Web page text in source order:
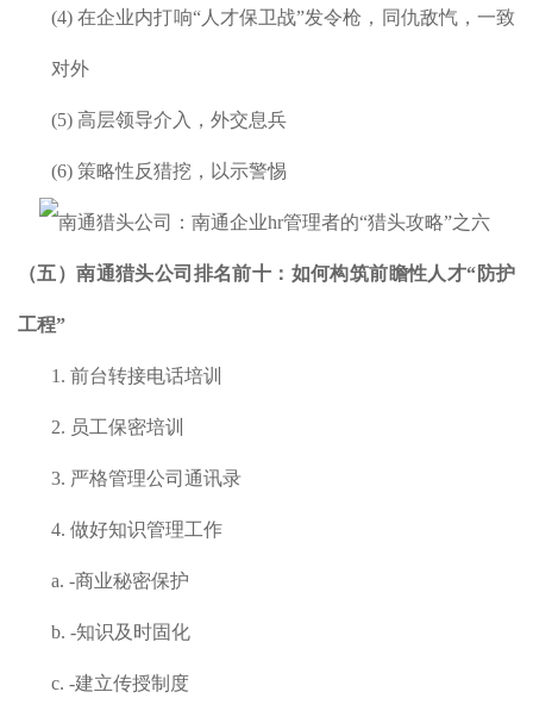
(4)在企业内打响“人才保卫战”发令枪，同仇敌忾，一致
对外
(5) 高层领导介入，外交息兵
(6) 策略性反猎挖，以示警惕
（五）南通猎头公司排名前十： 如何构筑前瞻性人才“防护
工程”
1. 前台转接电话培训
2. 员工保密培训
3. 严格管理公司通讯录
4. 做好知识管理工作
a. -商业秘密保护
b. -知识及时固化
c. -建立传授制度